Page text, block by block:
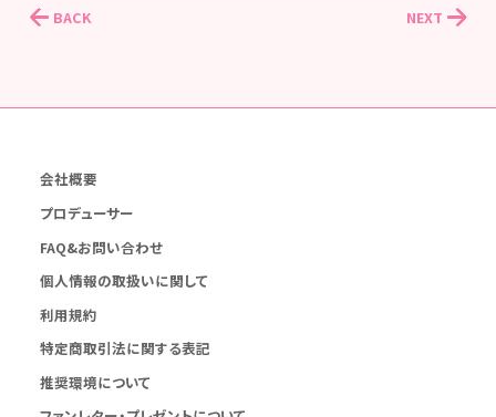
BACK NEXT
会社概要
プロデューサー
FAQ&お問い合わせ
個人情報の取扱いに関して
利用規約
特定商取引法に関する表記
推奨環境について